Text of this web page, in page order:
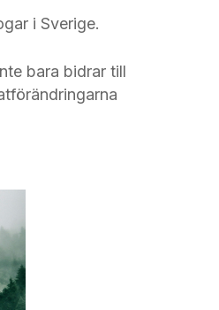
i Sverige.
bara bidrar till